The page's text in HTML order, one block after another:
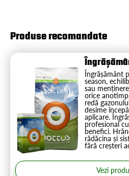
Produse recomandate
Îngrășământ
season,
sau
orice
redă
desime
aplicare.
profesional
benefici.
rădăcina și
fără creșteri
Vezi